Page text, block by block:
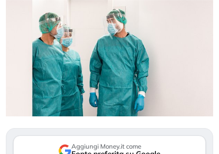
Aggiungi Money.it come